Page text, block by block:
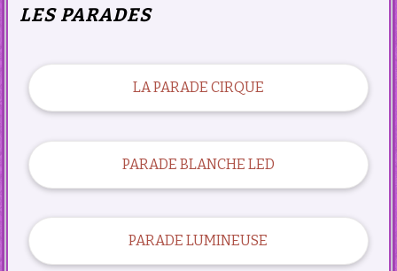
LES PARADES
LA PARADE CIRQUE
PARADE BLANCHE LED
PARADE LUMINEUSE